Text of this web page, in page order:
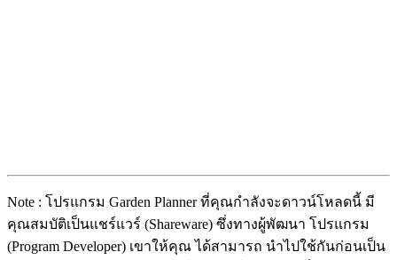
Note : โปรแกรม Garden Planner ที่คุณกำลังจะดาวน์โหลดนี้ มี
คุณสมบัติเป็นแชร์แวร์ (Shareware) ซึ่งทางผู้พัฒนา โปรแกรม
(Program Developer) เขาให้คุณ ได้สามารถ นำไปใช้กันก่อนเป็น